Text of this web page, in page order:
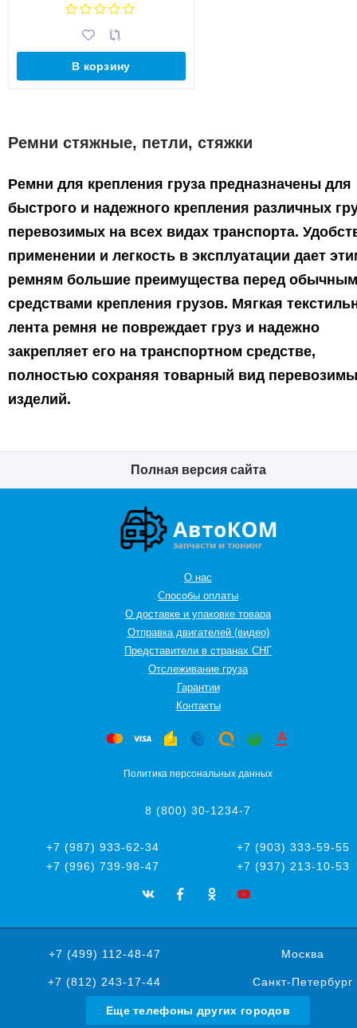
В корзину
Ремни стяжные, петли, стяжки
Ремни для крепления груза предназначены для
быстрого и надежного крепления различных
перевозимых на всех видах транспорта.
применении и легкость в эксплуатации дает
ремням большие преимущества перед
средствами крепления грузов. Мягкая
лента ремня не повреждает груз и надежно
закрепляет его на транспортном средстве,
полностью сохраняя товарный вид
изделий.
Полная версия сайта
О нас
Способы оплаты
О доставке и упаковке товара
Отправка двигателей (видео)
Представители в странах СНГ
Oтслеживание груза
Гарантии
Контакты
Политика персональных данных
8 (800) 30-1234-7
+7 (987) 933-62-34
+7 (903) 333-59-55
+7 (996) 739-98-47
+7 (937) 213-10-53
+7 (499) 112-48-47 Москва
+7 (812) 243-17-44 Санкт-Петербург
Еще телефоны других городов